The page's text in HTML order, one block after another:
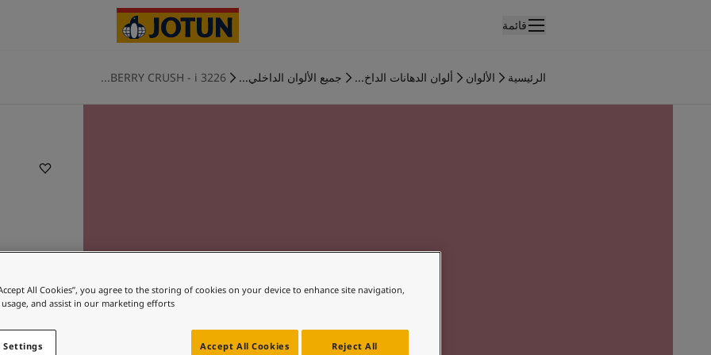
قائمة
الرئيسية الألوان ألوان الدهانات الداخ... جميع الألوان الداخلي... 3226 BERRY CRUSH - i...
All Cookies”, you agree to the storing of cookies on your device to enhance site navigation,
usage, and assist in our marketing efforts.
Reject All
Accept All Cookies
Settings